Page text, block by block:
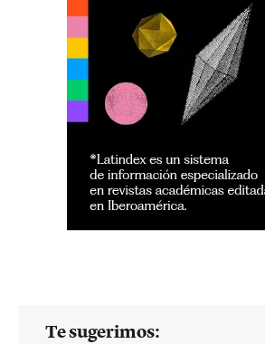
Te sugerimos: